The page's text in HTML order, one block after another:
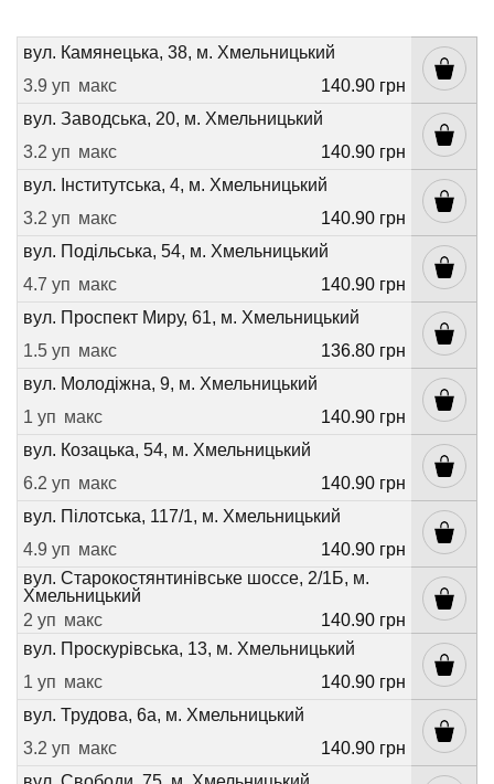
вул. Камянецька, 38, м. Хмельницький
3.9 уп макс
140.90 грн
вул. Заводська, 20, м. Хмельницький
3.2 уп макс
140.90 грн
вул. Інститутська, 4, м. Хмельницький
3.2 уп макс
140.90 грн
вул. Подільська, 54, м. Хмельницький
4.7 уп макс
140.90 грн
вул. Проспект Миру, 61, м. Хмельницький
1.5 уп макс
136.80 грн
вул. Молодіжна, 9, м. Хмельницький
1 уп макс
140.90 грн
вул. Козацька, 54, м. Хмельницький
6.2 уп макс
140.90 грн
вул. Пілотська, 117/1, м. Хмельницький
4.9 уп макс
140.90 грн
вул. Старокостянтинівське шоссе, 2/1Б, м.
Хмельницький
2 уп макс
140.90 грн
вул. Проскурівська, 13, м. Хмельницький
1 уп макс
140.90 грн
вул. Трудова, 6а, м. Хмельницький
3.2 уп макс
140.90 грн